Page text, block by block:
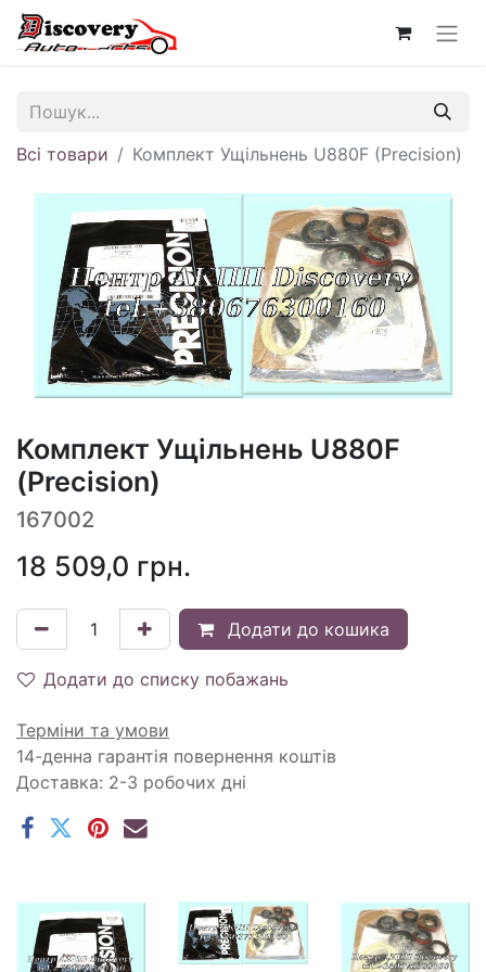
Всі товари Комплект Ущільнень U880F (Precision)
Комплект Ущільнень U880F
(Precision)
167002
18 509,0 грн.
Додати до кошика
Додати до списку побажань
Терміни та умови
14-денна гарантія повернення коштів
Доставка: 2-3 робочих дні